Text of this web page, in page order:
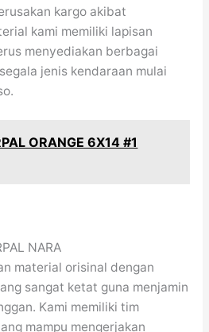
kargo akibat
kami memiliki lapisan
menyediakan berbagai
jenis kendaraan mulai
ORANGE 6X14 #1
NARA
material orisinal dengan
sangat ketat guna menjamin
Kami memiliki tim
mampu mengerjakan